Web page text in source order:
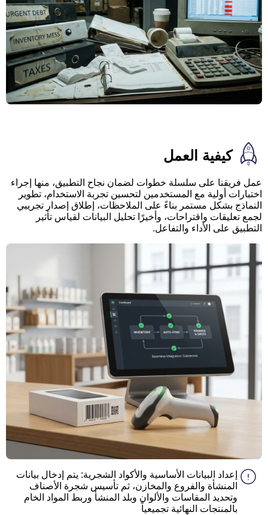
كيفية العمل
عمل فريقنا على سلسلة خطوات لضمان نجاح التطبيق، منها إجراء
اختبارات أولية مع المستخدمين لتحسين تجربة الاستخدام، تطوير
النماذج بشكل مستمر بناءً على الملاحظات، إطلاق إصدار تجريبي
لجمع تعليقات واقتراحات، وأخيرًا تحليل البيانات لقياس تأثير
التطبيق على الأداء والتفاعل.
إعداد البيانات الأساسية والأكواد الشجرية: يتم إدخال بيانات
المنشأة والفروع والمخازن، ثم تأسيس شجرة الأصناف
وتحديد المقاسات والألوان وبلد المنشأ وربط المواد الخام
بالمنتجات النهائية تجميعياً